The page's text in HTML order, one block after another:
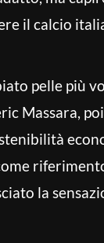
il calcio
pelle più
Massara,
la